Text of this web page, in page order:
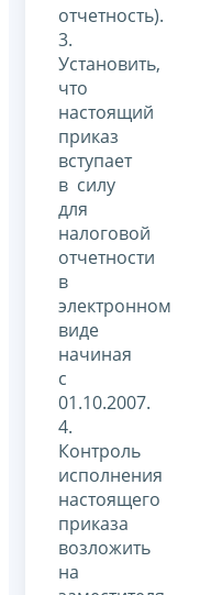
отчетность).
3.
Установить,
что
настоящий
приказ
вступает
в силу
для
налоговой
отчетности
в
электронном
виде
начиная
с
01.10.2007.
4.
Контроль
исполнения
настоящего
приказа
возложить
на